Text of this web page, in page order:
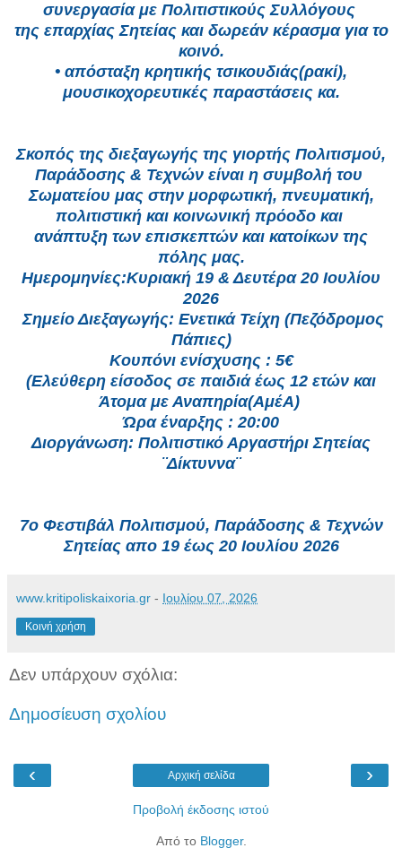
συνεργασία με Πολιτιστικούς Συλλόγους
της επαρχίας Σητείας και δωρεάν κέρασμα για το
κοινό.
• απόσταξη κρητικής τσικουδιάς(ρακί),
μουσικοχορευτικές παραστάσεις κα.
Σκοπός της διεξαγωγής της γιορτής Πολιτισμού,
Παράδοσης & Τεχνών είναι η συμβολή του
Σωματείου μας στην μορφωτική, πνευματική,
πολιτιστική και κοινωνική πρόοδο και
ανάπτυξη των επισκεπτών και κατοίκων της
πόλης μας.
Ημερομηνίες:Κυριακή 19 & Δευτέρα 20 Ιουλίου
2026
Σημείο Διεξαγωγής: Ενετικά Τείχη (Πεζόδρομος
Πάπιες)
Κουπόνι ενίσχυσης : 5€
(Ελεύθερη είσοδος σε παιδιά έως 12 ετών και
Άτομα με Αναπηρία(ΑμέΑ)
Ώρα έναρξης : 20:00
Διοργάνωση: Πολιτιστικό Αργαστήρι Σητείας
¨Δίκτυννα¨
7o Φεστιβάλ Πολιτισμού, Παράδοσης & Τεχνών
Σητείας απο 19 έως 20 Ιουλίου 2026
www.kritipoliskaixoria.gr - Ιουλίου 07, 2026
Κοινή χρήση
Δεν υπάρχουν σχόλια:
Δημοσίευση σχολίου
‹ ›
Αρχική σελίδα
Προβολή έκδοσης ιστού
Από το Blogger.